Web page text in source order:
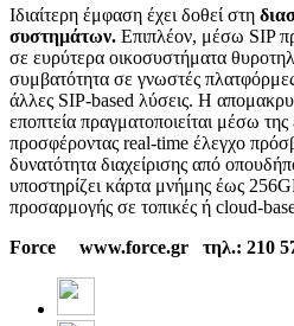
Ιδιαίτερη έμφαση έχει δοθεί στη
συστημάτων. Επιπλέον, μέσω SIP
σε ευρύτερα οικοσυστήματα
συμβατότητα σε γνωστές
άλλες SIP-based λύσεις. Η
εποπτεία πραγματοποιείται μέσω
προσφέροντας real-time έλεγχο
δυνατότητα διαχείρισης από
υποστηρίζει κάρτα μνήμης έως
προσαρμογής σε τοπικές ή cloud-
Force www.force.gr τηλ.: 210